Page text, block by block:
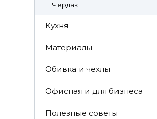
Чердак
Кухня
Материалы
Обивка и чехлы
Офисная и для бизнеса
Полезные советы